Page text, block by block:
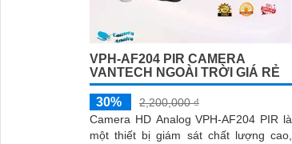
VPH-AF204 PIR CAMERA
VANTECH NGOÀI TRỜI GIÁ RẺ
30%
2,200,000 ₫
Camera HD Analog VPH-AF204 PIR là
một thiết bị giám sát chất lượng cao,